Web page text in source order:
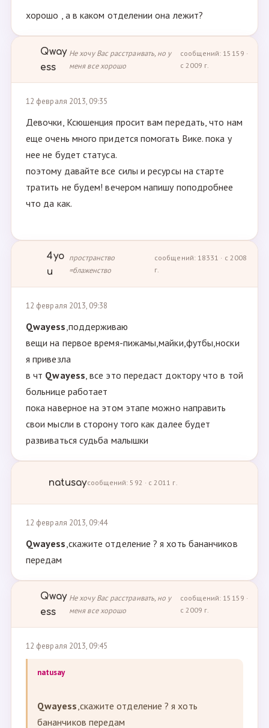
хорошо , а в каком отделении она лежит?
Qway
ess
Не хочу Вас расстраивать, но у
меня все хорошо
сообщений: 15159 ·
с 2009 г.
12 февраля 2013, 09:35
Девочки, Ксюшенция просит вам передать, что нам
еще очень много придется помогать Вике. пока у
нее не будет статуса.
поэтому давайте все силы и ресурсы на старте
тратить не будем! вечером напишу поподробнее
что да как.
4yo
u
пространство
=блаженство
сообщений: 18331 · с 2008
г.
12 февраля 2013, 09:38
Qwayess,поддерживаю
вещи на первое время-пижамы,майки,футбы,носки
я привезла
в чт Qwayess, все это передаст доктору что в той
больнице работает
пока наверное на этом этапе можно направить
свои мысли в сторону того как далее будет
развиваться судьба малышки
natusayсообщений: 592 · с 2011 г.
12 февраля 2013, 09:44
Qwayess,скажите отделение ? я хоть бананчиков
передам
Qway
ess
Не хочу Вас расстраивать, но у
меня все хорошо
сообщений: 15159 ·
с 2009 г.
12 февраля 2013, 09:45
natusay
Qwayess,скажите отделение ? я хоть
бананчиков передам